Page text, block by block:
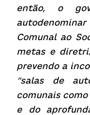
então, o
Comunal ao
metas e
prevendo a
“salas de
comunais
e do